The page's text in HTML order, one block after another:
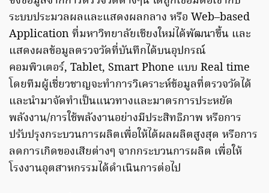
ระบบประมวลผลและแสดงผลกลาง หรือ Web–based
Application ที่มหาวิทยาลัยเชียงใหม่ได้พัฒนาขึ้น และ
แสดงผลข้อมูลตรวจวัดที่บันทึกได้บนอุปกรณ์
คอมพิวเตอร์, Tablet, Smart Phone แบบ Real time
โดยทีมผู้เชี่ยวชาญจะทำการวิเคราะห์ข้อมูลที่ตรวจวัดได้
และนำมาจัดทำเป็นแนวทางและมาตรการประหยัด
พลังงาน/การใช้พลังงานอย่างมีประสิทธิภาพ หรือการ
ปรับปรุงกระบวนการผลิตเพื่อให้ได้ผลผลิตสูงสุด หรือการ
ลดการเกิดของเสียต่างๆ จากกระบวนการผลิต เพื่อให้
โรงงานอุตสาหกรรมได้ดำเนินการต่อไป